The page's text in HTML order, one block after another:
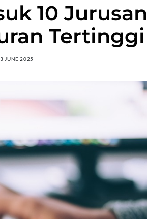
10 Jurusan
Tertinggi
3 JUNE 2025